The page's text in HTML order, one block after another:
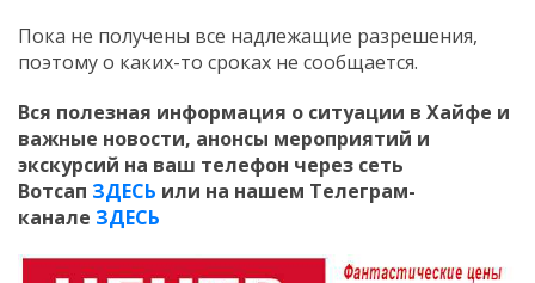
Пока не получены все надлежащие разрешения,
поэтому о каких-то сроках не сообщается.
Вся полезная информация о ситуации в Хайфе и
важные новости, анонсы мероприятий и
экскурсий на ваш телефон через сеть
Вотсап ЗДЕСЬ или на нашем Телеграм-
канале ЗДЕСЬ